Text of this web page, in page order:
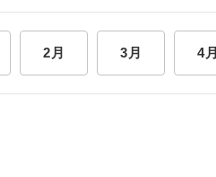
2月 3月 4月